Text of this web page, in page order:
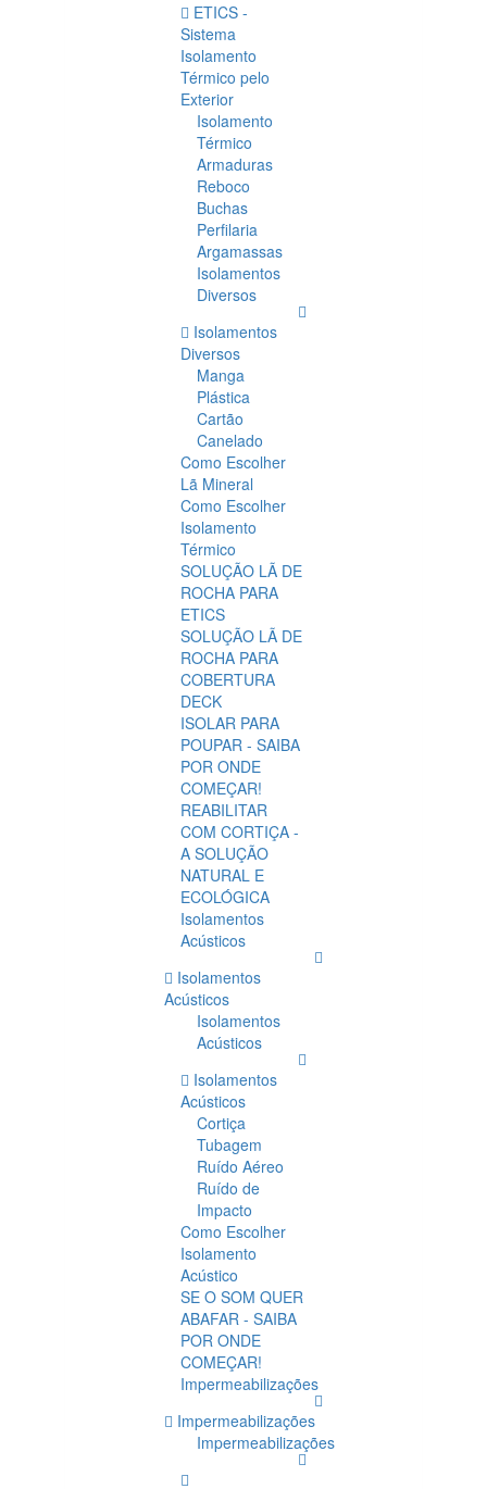
ETICS -
Sistema
Isolamento
Térmico pelo
Exterior
Isolamento
Térmico
Armaduras
Reboco
Buchas
Perfilaria
Argamassas
Isolamentos
Diversos
Isolamentos
Diversos
Manga
Plástica
Cartão
Canelado
Como Escolher
Lã Mineral
Como Escolher
Isolamento
Térmico
SOLUÇÃO LÃ DE
ROCHA PARA
ETICS
SOLUÇÃO LÃ DE
ROCHA PARA
COBERTURA
DECK
ISOLAR PARA
POUPAR - SAIBA
POR ONDE
COMEÇAR!
REABILITAR
COM CORTIÇA -
A SOLUÇÃO
NATURAL E
ECOLÓGICA
Isolamentos
Acústicos
Isolamentos
Acústicos
Isolamentos
Acústicos
Isolamentos
Acústicos
Cortiça
Tubagem
Ruído Aéreo
Ruído de
Impacto
Como Escolher
Isolamento
Acústico
SE O SOM QUER
ABAFAR - SAIBA
POR ONDE
COMEÇAR!
Impermeabilizações
Impermeabilizações
Impermeabilizações